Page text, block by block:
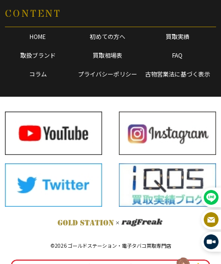
CONTENT
HOME 初めての方へ 買取実績
取扱ブランド 買取相場表 FAQ
コラム プライバシーポリシー 古物営業法に基づく表示
©2026 ゴールドステーション・電子タバコ買取専門店